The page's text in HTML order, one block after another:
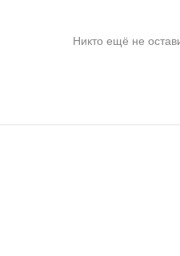
Никто ещё не